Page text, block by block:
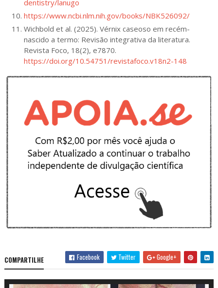
dentistry/lanugo
https://www.ncbi.nlm.nih.gov/books/NBK526092/
Wichbold et al. (2025). Vérnix caseoso em recém-
nascido a termo: Revisão integrativa da literatura.
Revista Foco, 18(2), e7870.
https://doi.org/10.54751/revistafoco.v18n2-148
COMPARTILHE Facebook Twitter Google+